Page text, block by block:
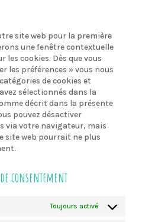
site web pour la première
une fenêtre contextuelle
les cookies. Dès que vous
les préférences » vous nous
de cookies et
sélectionnés dans la
décrit dans la présente
pouvez désactiver
via votre navigateur, mais
site web pourrait ne plus
consentement
Toujours activé